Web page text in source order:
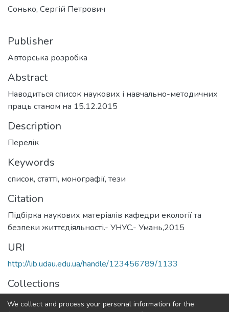
Сонько, Сергій Петрович
Publisher
Авторська розробка
Abstract
Наводиться список наукових і навчально-методичних
праць станом на 15.12.2015
Description
Перелік
Keywords
список, статті, монографії, тези
Citation
Підбірка наукових матеріалів кафедри екології та
безпеки життєдіяльності.- УНУС.- Умань,2015
URI
http://lib.udau.edu.ua/handle/123456789/1133
Collections
Кафедра екології
We collect and process your personal information for the